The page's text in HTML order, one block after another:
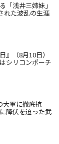
「浅井三姉妹」
れた波乱の生涯
』（8月10日）
シリコンポーチ
大軍に徹底抗
降伏を迫った武